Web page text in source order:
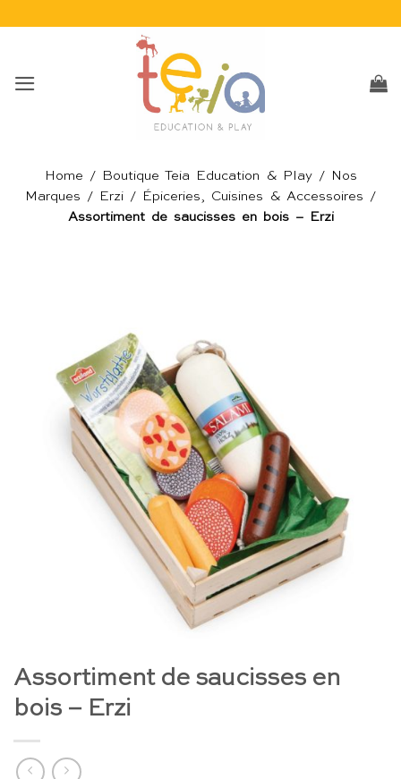
Home / Boutique Teia Education & Play/
Nos
Marques / Erzi / Épiceries, Cuisines & Accessoires /
Assortiment de saucisses en bois – Erzi
Assortiment de saucisses en
bois – Erzi